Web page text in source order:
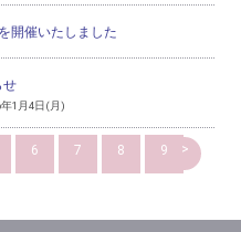
開催いたしました
せ
1月4日(月)
6 7 8 9 >